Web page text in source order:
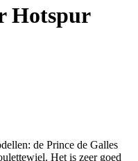
Hotspur
de Prince de Galles
Het is zeer goed